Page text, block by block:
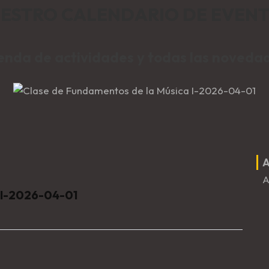
I-2026-04-01